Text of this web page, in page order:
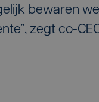
bewaren
zegt co-